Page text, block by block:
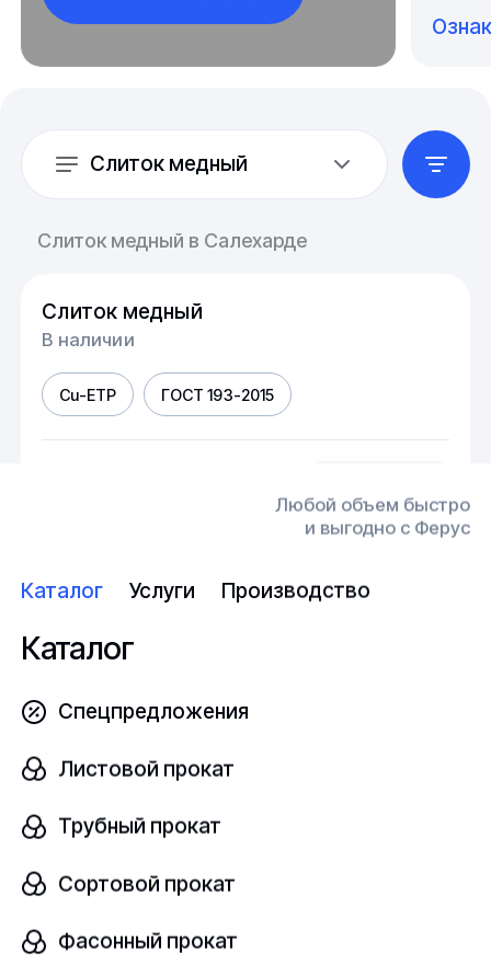
Любой объем быстро
и выгодно с Ферус
Каталог Услуги Производство
Каталог
Спецпредложения
Листовой прокат
Трубный прокат
Сортовой прокат
Фасонный прокат
Слиток медный
Слиток медный в Салехарде
Слиток медный
В наличии
Cu-ETP ГОСТ 193-2015
В наличии
Cu-ETP ГОСТ 193-2015
Узнать цену